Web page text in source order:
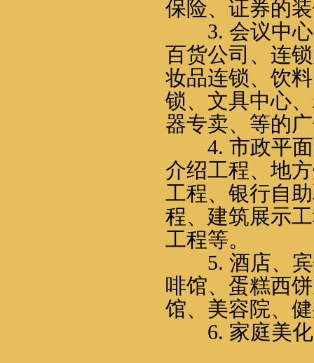
保险、证券的
3. 会议中
百货公司、连
妆品连锁、饮
锁、文具中心
器专卖、等的
4. 市政平
介绍工程、地
工程、银行自
程、建筑展示
工程等。
5. 酒店、
啡馆、蛋糕西
馆、美容院、
6. 家庭美